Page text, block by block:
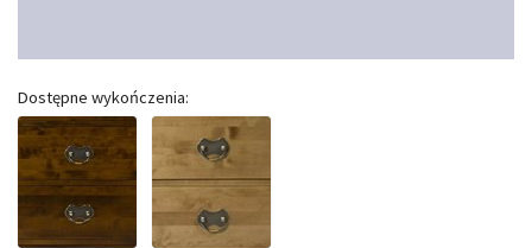
Dostępne wykończenia: